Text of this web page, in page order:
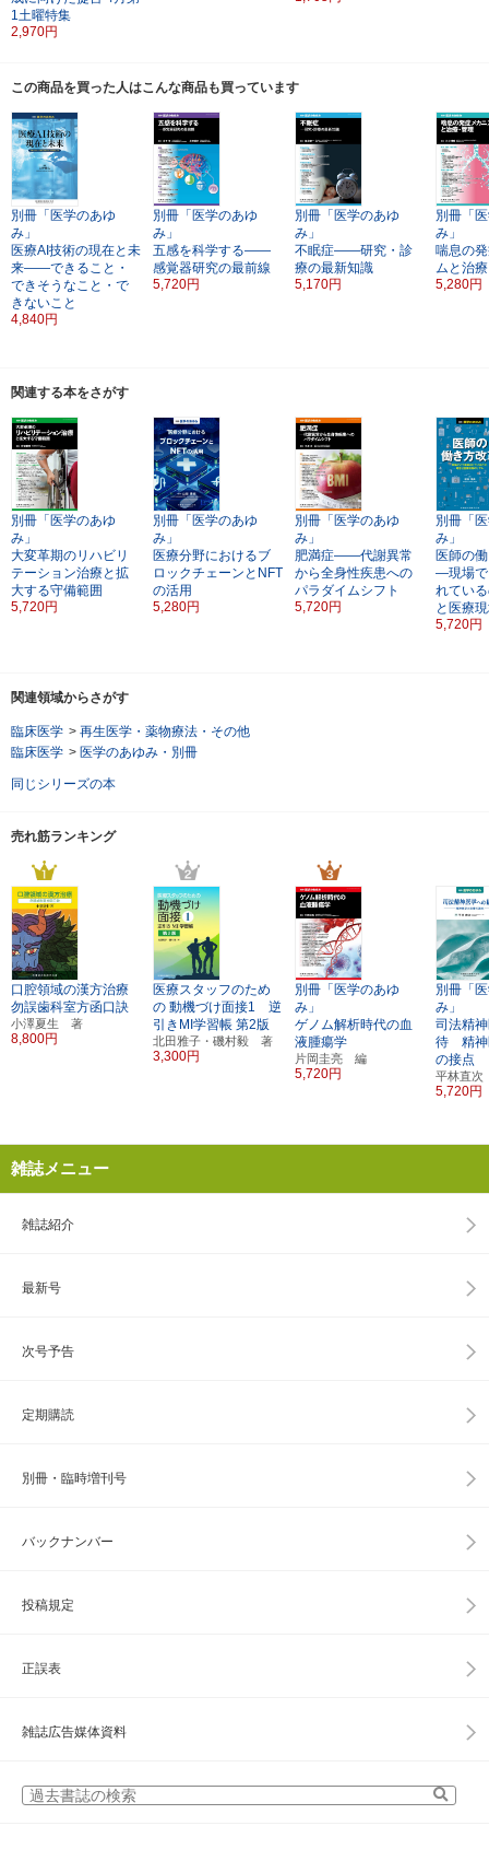
1土曜特集
2,970円
この商品を買った人はこんな商品も買っています
別冊「医学のあゆ
み」
医療AI技術の現在と未
来――できること・
できそうなこと・で
きないこと
4,840円
別冊「医学のあゆ
み」
五感を科学する――
感覚器研究の最前線
5,720円
別冊「医学のあゆ
み」
不眠症――研究・診
療の最新知識
5,170円
別冊「
み」
喘息の
ムと治
5,280円
関連する本をさがす
別冊「医学のあゆ
み」
大変革期のリハビリ
テーション治療と拡
大する守備範囲
5,720円
別冊「医学のあゆ
み」
医療分野におけるブ
ロックチェーンとNFT
の活用
5,280円
別冊「医学のあゆ
み」
肥満症――代謝異常
から全身性疾患への
パラダイムシフト
5,720円
別冊「
み」
医師の
―現場で
れてい
と医療
5,720円
関連領域からさがす
臨床医学 > 再生医学・薬物療法・その他
臨床医学 > 医学のあゆみ・別冊
同じシリーズの本
売れ筋ランキング
口腔領域の漢方治療
勿誤歯科室方函口訣
小澤夏生 著
8,800円
医療スタッフのため
の 動機づけ面接1 逆
引きMI学習帳 第2版
北田雅子・磯村毅 著
3,300円
別冊「医学のあゆ
み」
ゲノム解析時代の血
液腫瘍学
片岡圭亮 編
5,720円
別冊「
み」
司法精
待 精神
の接点
平林直
5,720円
雑誌メニュー
雑誌紹介
最新号
次号予告
定期購読
別冊・臨時増刊号
バックナンバー
投稿規定
正誤表
雑誌広告媒体資料